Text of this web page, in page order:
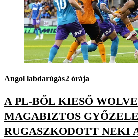
Angol labdarúgás2 órája
A PL-BŐL KIESŐ
MAGABIZTOS
RUGASZKODOTT NEKI